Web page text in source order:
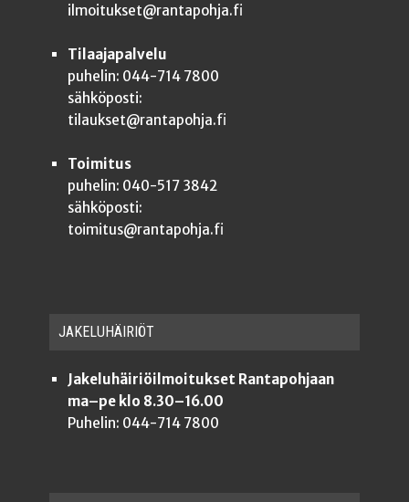
ilmoitukset@rantapohja.fi
Tilaajapalvelu
puhelin: 044-714 7800
sähköposti:
tilaukset@rantapohja.fi
Toimitus
puhelin: 040-517 3842
sähköposti:
toimitus@rantapohja.fi
JAKE­LU­HÄI­RIÖT
Jakeluhäiriöilmoitukset Rantapohjaan
ma–pe klo 8.30–16.00
Puhelin: 044-714 7800